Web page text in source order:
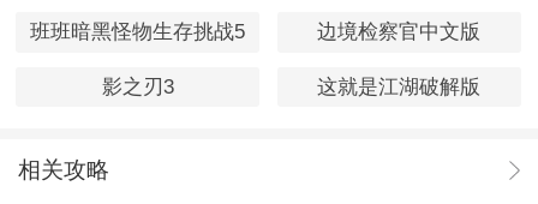
班班暗黑怪物生存挑战5 边境检察官中文版
影之刃3 这就是江湖破解版
相关攻略